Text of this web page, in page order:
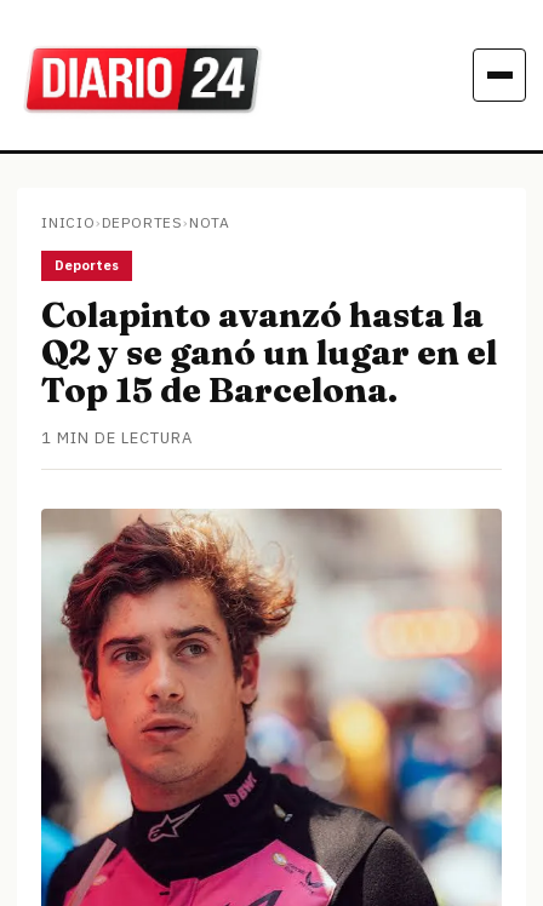
INICIO› DEPORTES› NOTA
Deportes
Colapinto avanzó hasta la
Q2 y se ganó un lugar en el
Top 15 de Barcelona.
1 MIN DE LECTURA